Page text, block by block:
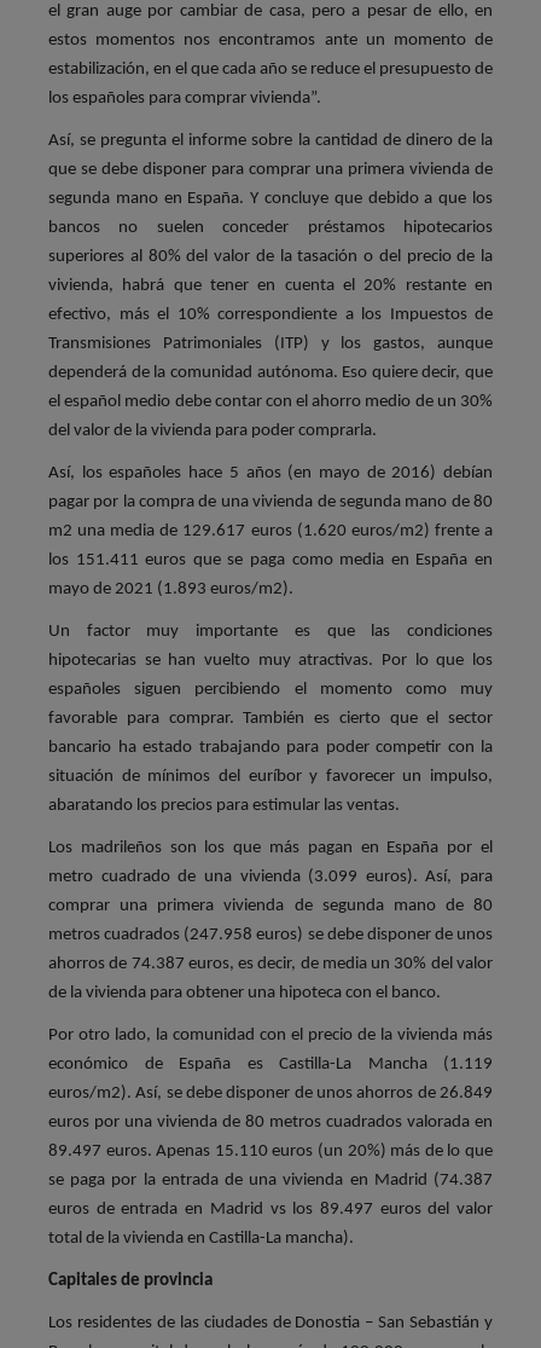
el gran auge por cambiar de casa, pero a pesar de ello, en
estos momentos nos encontramos ante un momento de
estabilización, en el que cada año se reduce el presupuesto de
los españoles para comprar vivienda”.
Así, se pregunta el informe sobre la cantidad de dinero de la
que se debe disponer para comprar una primera vivienda de
segunda mano en España. Y concluye que debido a que los
bancos no suelen conceder préstamos hipotecarios
superiores al 80% del valor de la tasación o del precio de la
vivienda, habrá que tener en cuenta el 20% restante en
efectivo, más el 10% correspondiente a los Impuestos de
Transmisiones Patrimoniales (ITP) y los gastos, aunque
dependerá de la comunidad autónoma. Eso quiere decir, que
el español medio debe contar con el ahorro medio de un 30%
del valor de la vivienda para poder comprarla.
Así, los españoles hace 5 años (en mayo de 2016) debían
pagar por la compra de una vivienda de segunda mano de 80
m2 una media de 129.617 euros (1.620 euros/m2) frente a
los 151.411 euros que se paga como media en España en
mayo de 2021 (1.893 euros/m2).
Un factor muy importante es que las condiciones
hipotecarias se han vuelto muy atractivas. Por lo que los
españoles siguen percibiendo el momento como muy
favorable para comprar. También es cierto que el sector
bancario ha estado trabajando para poder competir con la
situación de mínimos del euríbor y favorecer un impulso,
abaratando los precios para estimular las ventas.
Los madrileños son los que más pagan en España por el
metro cuadrado de una vivienda (3.099 euros). Así, para
comprar una primera vivienda de segunda mano de 80
metros cuadrados (247.958 euros) se debe disponer de unos
ahorros de 74.387 euros, es decir, de media un 30% del valor
de la vivienda para obtener una hipoteca con el banco.
Por otro lado, la comunidad con el precio de la vivienda más
económico de España es Castilla-La Mancha (1.119
euros/m2). Así, se debe disponer de unos ahorros de 26.849
euros por una vivienda de 80 metros cuadrados valorada en
89.497 euros. Apenas 15.110 euros (un 20%) más de lo que
se paga por la entrada de una vivienda en Madrid (74.387
euros de entrada en Madrid vs los 89.497 euros del valor
total de la vivienda en Castilla-La mancha).
Capitales de provincia
Los residentes de las ciudades de Donostia – San Sebastián y